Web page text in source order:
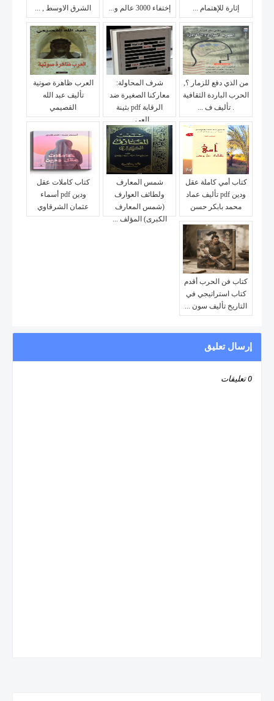
إثارة للإهتمام ...
إختفاء 3000 عالم و...
الشرق الاوسط , ...
من الذي دفع للزمار ؟,
الحرب الباردة الثقافية
. تأليف ف ...
شرف المحاولة:
معاركنا الصغيرة ضد
الرقابة pdf بثينة
العي...
العرب ظاهرة صوتية
تأليف عبد الله
القصيمي
كتاب أمي كاملة عقل
ودين pdf تأليف عماد
محمد بابكر حسن
شمس المعارف
ولطائف العوارف
(شمس المعارف
الكبرى) المؤلف ...
كتاب كاملات عقل
ودين pdf أسماء
عثمان الشرقاوي
كتاب فن الحرب أقدم
كتاب استراتيجي في
التاريخ تأليف سون ...
إرسال تعليق
0 تعليقات